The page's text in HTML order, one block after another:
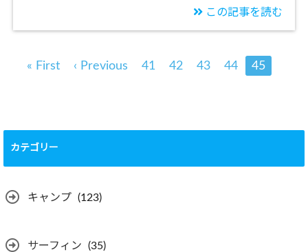
この記事を読む
« First ‹ Previous 41 42 43 44 45
カテゴリー
キャンプ (123)
サーフィン (35)